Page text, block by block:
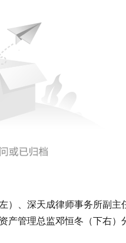
）、深天成律师事务所副
产管理总监邓恒冬（下右）